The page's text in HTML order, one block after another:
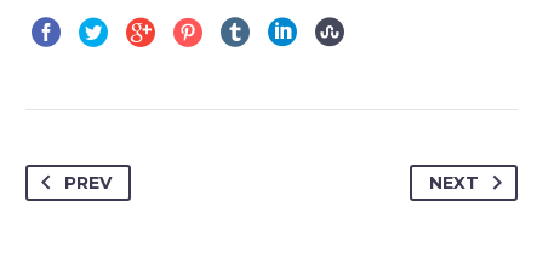
PREV NEXT